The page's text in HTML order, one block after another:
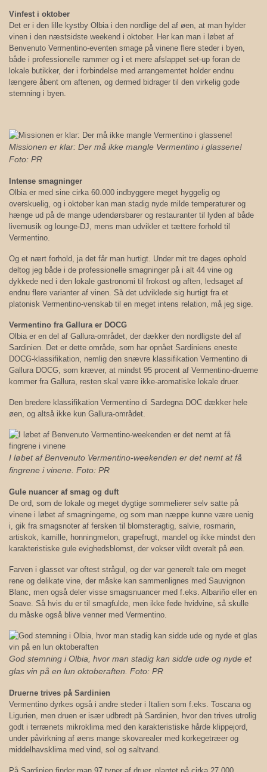
Vinfest i oktober
Det er i den lille kystby Olbia i den nordlige del af øen, at man hylder
vinen i den næstsidste weekend i oktober. Her kan man i løbet af
Benvenuto Vermentino-eventen smage på vinene flere steder i byen,
både i professionelle rammer og i et mere afslappet set-up foran de
lokale butikker, der i forbindelse med arrangementet holder endnu
længere åbent om aftenen, og dermed bidrager til den virkelig gode
stemning i byen.
Missionen er klar: Der må ikke mangle Vermentino i glassene!
Foto: PR
Intense smagninger
Olbia er med sine cirka 60.000 indbyggere meget hyggelig og
overskuelig, og i oktober kan man stadig nyde milde temperaturer og
hænge ud på de mange udendørsbarer og restauranter til lyden af både
livemusik og lounge-DJ, mens man udvikler et tættere forhold til
Vermentino.
Og et nært forhold, ja det får man hurtigt. Under mit tre dages ophold
deltog jeg både i de professionelle smagninger på i alt 44 vine og
dykkede ned i den lokale gastronomi til frokost og aften, ledsaget af
endnu flere varianter af vinen. Så det udviklede sig hurtigt fra et
platonisk Vermentino-venskab til en meget intens relation, må jeg sige.
Vermentino fra Gallura er DOCG
Olbia er en del af Gallura-området, der dækker den nordligste del af
Sardinien. Det er dette område, som har opnået Sardiniens eneste
DOCG-klassifikation, nemlig den snævre klassifikation Vermentino di
Gallura DOCG, som kræver, at mindst 95 procent af Vermentino-druerne
kommer fra Gallura, resten skal være ikke-aromatiske lokale druer.
Den bredere klassifikation Vermentino di Sardegna DOC dækker hele
øen, og altså ikke kun Gallura-området.
I løbet af Benvenuto Vermentino-weekenden er det nemt at få
fingrene i vinene. Foto: PR
Gule nuancer af smag og duft
De ord, som de lokale og meget dygtige sommelierer selv satte på
vinene i løbet af smagningerne, og som man næppe kunne være uenig
i, gik fra smagsnoter af fersken til blomsteragtig, salvie, rosmarin,
artiskok, kamille, honningmelon, grapefrugt, mandel og ikke mindst den
karakteristiske gule evighedsblomst, der vokser vildt overalt på øen.
Farven i glasset var oftest strågul, og der var generelt tale om meget
rene og delikate vine, der måske kan sammenlignes med Sauvignon
Blanc, men også deler visse smagsnuancer med f.eks. Albariño eller en
Soave. Så hvis du er til smagfulde, men ikke fede hvidvine, så skulle
du måske også blive venner med Vermentino.
God stemning i Olbia, hvor man stadig kan sidde ude og nyde et
glas vin på en lun oktoberaften. Foto: PR
Druerne trives på Sardinien
Vermentino dyrkes også i andre steder i Italien som f.eks. Toscana og
Ligurien, men druen er især udbredt på Sardinien, hvor den trives utrolig
godt i terrænets mikroklima med den karakteristiske hårde klippejord,
under påvirkning af øens mange skovarealer med korkegetræer og
middelhavsklima med vind, sol og saltvand.